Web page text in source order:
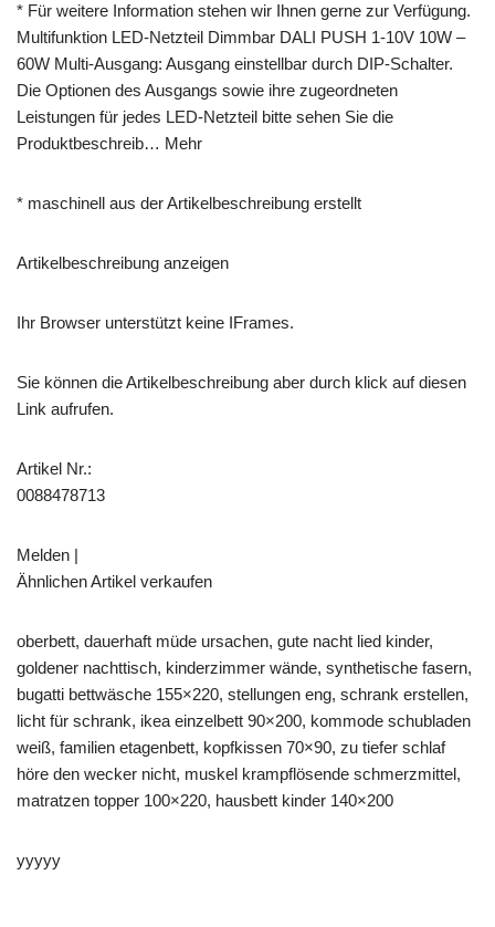
* Für weitere Information stehen wir Ihnen gerne zur Verfügung.
Multifunktion LED-Netzteil Dimmbar DALI PUSH 1-10V 10W –
60W Multi-Ausgang: Ausgang einstellbar durch DIP-Schalter.
Die Optionen des Ausgangs sowie ihre zugeordneten
Leistungen für jedes LED-Netzteil bitte sehen Sie die
Produktbeschreib… Mehr
* maschinell aus der Artikelbeschreibung erstellt
Artikelbeschreibung anzeigen
Ihr Browser unterstützt keine IFrames.
Sie können die Artikelbeschreibung aber durch klick auf diesen
Link aufrufen.
Artikel Nr.:
0088478713
Melden |
Ähnlichen Artikel verkaufen
oberbett, dauerhaft müde ursachen, gute nacht lied kinder,
goldener nachttisch, kinderzimmer wände, synthetische fasern,
bugatti bettwäsche 155×220, stellungen eng, schrank erstellen,
licht für schrank, ikea einzelbett 90×200, kommode schubladen
weiß, familien etagenbett, kopfkissen 70×90, zu tiefer schlaf
höre den wecker nicht, muskel krampflösende schmerzmittel,
matratzen topper 100×220, hausbett kinder 140×200
yyyyy